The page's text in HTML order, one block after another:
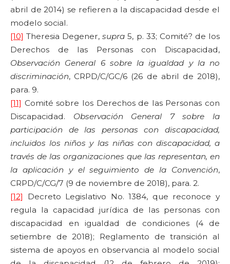
abril de 2014) se refieren a la discapacidad desde el
modelo social.
[10] Theresia Degener,supra 5, p. 33; Comité? de los
Derechos de las Personas con Discapacidad,
Observación General 6 sobre la igualdad y la no
discriminación, CRPD/C/GC/6 (26 de abril de 2018),
para. 9.
[11] Comité sobre los Derechos de las Personas con
Discapacidad. Observación General 7 sobre la
participación de las personas con discapacidad,
incluidos los niños y las niñas con discapacidad, a
través de las organizaciones que las representan, en
la aplicación y el seguimiento de la Convención,
CRPD/C/CG/7 (9 de noviembre de 2018), para. 2.
[12]
Decreto Legislativo No. 1384, que reconoce y
regula la capacidad jurídica de las personas con
discapacidad en igualdad de condiciones (4 de
setiembre de 2018); Reglamento de transición al
sistema de apoyos en observancia al modelo social